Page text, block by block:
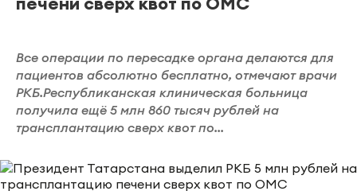
Все операции по пересадке органа делаются для
пациентов абсолютно бесплатно, отмечают врачи
РКБ.Республиканская клиническая больница
получила ещё 5 млн 860 тысяч рублей на
трансплантацию сверх квот по...